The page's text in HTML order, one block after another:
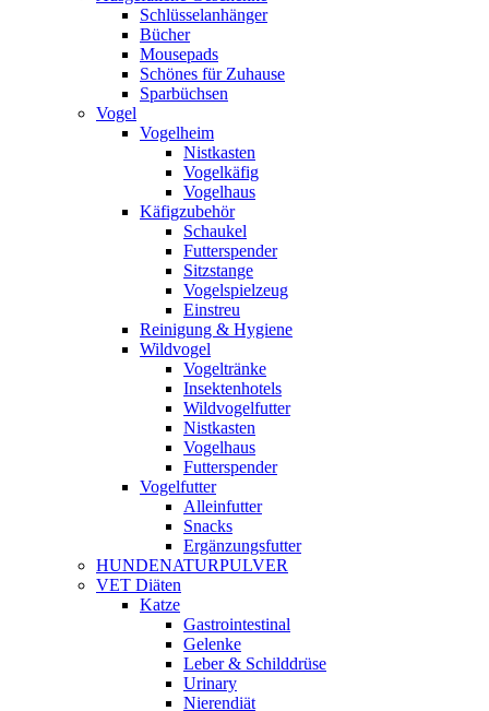
Schlüsselanhänger
Bücher
Mousepads
Schönes für Zuhause
Sparbüchsen
Vogel
Vogelheim
Nistkasten
Vogelkäfig
Vogelhaus
Käfigzubehör
Schaukel
Futterspender
Sitzstange
Vogelspielzeug
Einstreu
Reinigung & Hygiene
Wildvogel
Vogeltränke
Insektenhotels
Wildvogelfutter
Nistkasten
Vogelhaus
Futterspender
Vogelfutter
Alleinfutter
Snacks
Ergänzungsfutter
HUNDENATURPULVER
VET Diäten
Katze
Gastrointestinal
Gelenke
Leber & Schilddrüse
Urinary
Nierendiät